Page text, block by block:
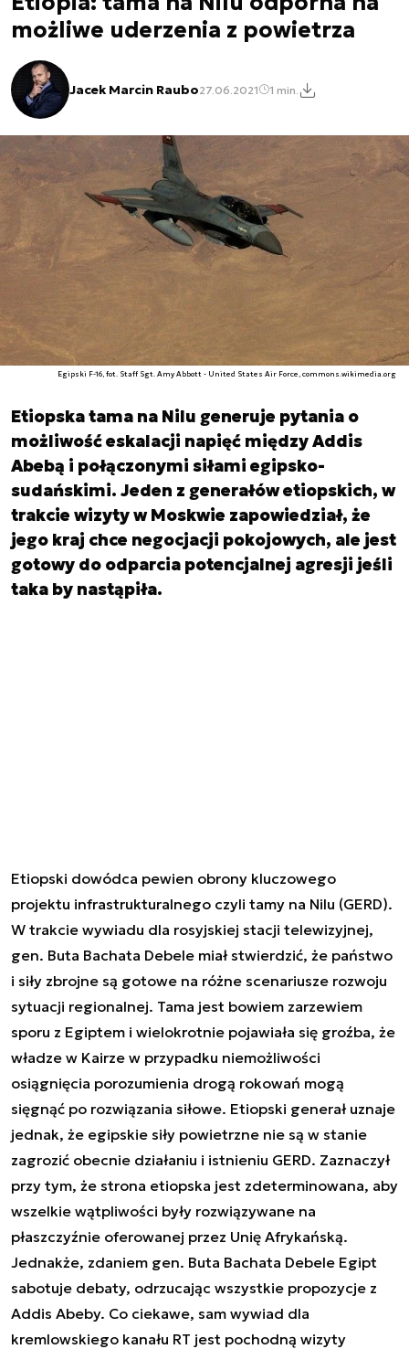
możliwe uderzenia z powietrza
Jacek Marcin Raubo27.06.2021 1 min.
Egipski F-16, fot. Staff Sgt. Amy Abbott - United States Air Force, commons.wikimedia.org
Etiopska tama na Nilu generuje pytania o
możliwość eskalacji napięć między Addis
Abebą i połączonymi siłami egipsko-
sudańskimi. Jeden z generałów etiopskich, w
trakcie wizyty w Moskwie zapowiedział, że
jego kraj chce negocjacji pokojowych, ale jest
gotowy do odparcia potencjalnej agresji jeśli
taka by nastąpiła.
Etiopski dowódca pewien obrony kluczowego
projektu infrastrukturalnego czyli tamy na Nilu (GERD).
W trakcie wywiadu dla rosyjskiej stacji telewizyjnej,
gen. Buta Bachata Debele miał stwierdzić, że państwo
i siły zbrojne są gotowe na różne scenariusze rozwoju
sytuacji regionalnej. Tama jest bowiem zarzewiem
sporu z Egiptem i wielokrotnie pojawiała się groźba, że
władze w Kairze w przypadku niemożliwości
osiągnięcia porozumienia drogą rokowań mogą
sięgnąć po rozwiązania siłowe. Etiopski generał uznaje
jednak, że egipskie siły powietrzne nie są w stanie
zagrozić obecnie działaniu i istnieniu GERD. Zaznaczył
przy tym, że strona etiopska jest zdeterminowana, aby
wszelkie wątpliwości były rozwiązywane na
płaszczyźnie oferowanej przez Unię Afrykańską.
Jednakże, zdaniem gen. Buta Bachata Debele Egipt
sabotuje debaty, odrzucając wszystkie propozycje z
Addis Abeby. Co ciekawe, sam wywiad dla
kremlowskiego kanału RT jest pochodną wizyty